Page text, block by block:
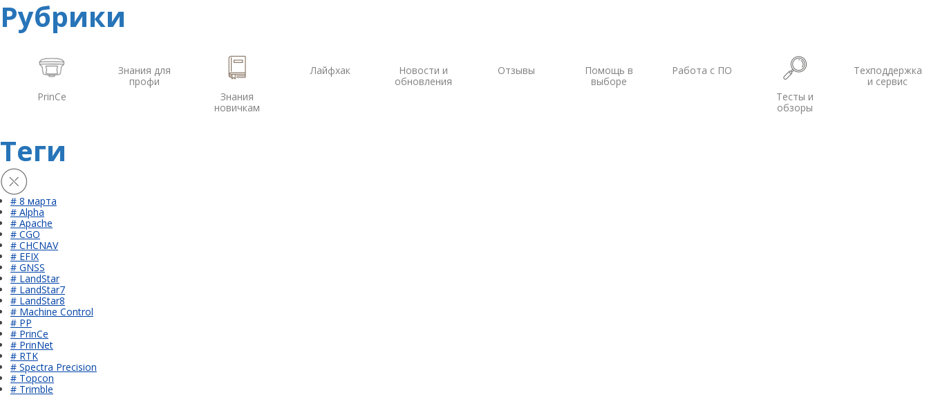
Рубрики
PrinCe
Знания для
профи
Знания
новичкам
Лайфхак
Новости и
обновления
Отзывы
Помощь в
выборе
Работа с ПО
Тесты и
обзоры
Техподдержка
и сервис
Теги
# 8 марта
# Alpha
# Apache
# CGO
# CHCNAV
# EFIX
# GNSS
# LandStar
# LandStar7
# LandStar8
# Machine Control
# PP
# PrinCe
# PrinNet
# RTK
# Spectra Precision
# Topcon
# Trimble